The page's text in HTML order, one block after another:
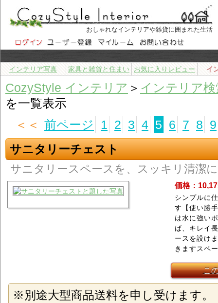
おしゃれなインテリアや雑貨に囲まれた生活
インテリア写真 家具と雑貨と住まい お気に入りレビュー イ
CozyStyle インテリア ＞ インテリア検
を一覧表示
＜＜ 前ページ 1 2 3 4 5 6 7 8 9
サニタリーチェスト
サニタリースペースを、スッキリ清潔
価格：
シンプルに
す【使い勝
は水に強い
ば、キレイ
ースを設け
きますスペ
こ
※別途大型商品送料を申し受けます。